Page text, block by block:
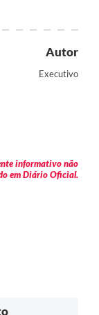
Autor
Executivo
informativo não
em Diário Oficial.